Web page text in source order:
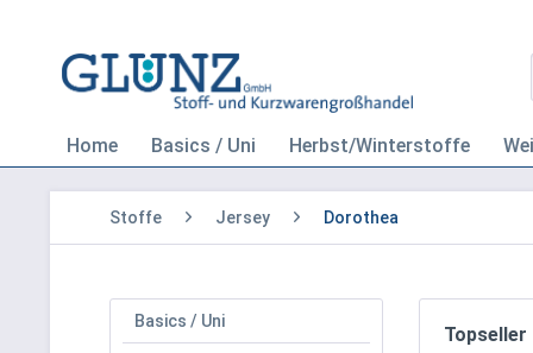
Home Basics / Uni Herbst/Winterstoffe
Stoffe Jersey Dorothea
Basics / Uni
Topseller